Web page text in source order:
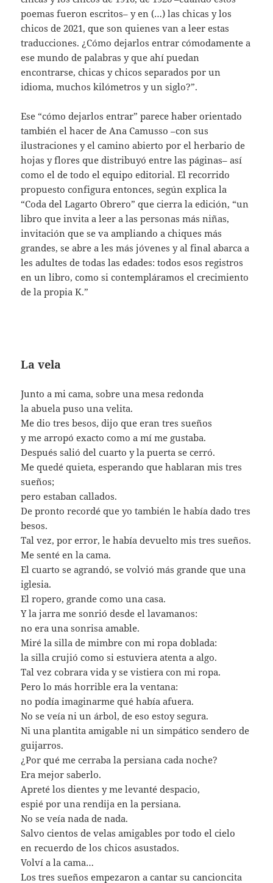
poemas fueron escritos– y en (…) las chicas y los
chicos de 2021, que son quienes van a leer estas
traducciones. ¿Cómo dejarlos entrar cómodamente a
ese mundo de palabras y que ahí puedan
encontrarse, chicas y chicos separados por un
idioma, muchos kilómetros y un siglo?”.
Ese “cómo dejarlos entrar” parece haber orientado
también el hacer de Ana Camusso –con sus
ilustraciones y el camino abierto por el herbario de
hojas y flores que distribuyó entre las páginas– así
como el de todo el equipo editorial. El recorrido
propuesto configura entonces, según explica la
“Coda del Lagarto Obrero” que cierra la edición, “un
libro que invita a leer a las personas más niñas,
invitación que se va ampliando a chiques más
grandes, se abre a les más jóvenes y al final abarca a
les adultes de todas las edades: todos esos registros
en un libro, como si contempláramos el crecimiento
de la propia K.”
La vela
Junto a mi cama, sobre una mesa redonda
la abuela puso una velita.
Me dio tres besos, dijo que eran tres sueños
y me arropó exacto como a mí me gustaba.
Después salió del cuarto y la puerta se cerró.
Me quedé quieta, esperando que hablaran mis tres
sueños;
pero estaban callados.
De pronto recordé que yo también le había dado tres
besos.
Tal vez, por error, le había devuelto mis tres sueños.
Me senté en la cama.
El cuarto se agrandó, se volvió más grande que una
iglesia.
El ropero, grande como una casa.
Y la jarra me sonrió desde el lavamanos:
no era una sonrisa amable.
Miré la silla de mimbre con mi ropa doblada:
la silla crujió como si estuviera atenta a algo.
Tal vez cobrara vida y se vistiera con mi ropa.
Pero lo más horrible era la ventana:
no podía imaginarme qué había afuera.
No se veía ni un árbol, de eso estoy segura.
Ni una plantita amigable ni un simpático sendero de
guijarros.
¿Por qué me cerraba la persiana cada noche?
Era mejor saberlo.
Apreté los dientes y me levanté despacio,
espié por una rendija en la persiana.
No se veía nada de nada.
Salvo cientos de velas amigables por todo el cielo
en recuerdo de los chicos asustados.
Volví a la cama…
Los tres sueños empezaron a cantar su cancioncita